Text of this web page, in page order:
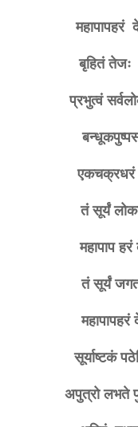
महापापहरं
बृहितं
प्रभुत्वं
एकचक्रधरं
तं सूर्यं
महापाप
तं सूर्यं
सूर्याष्टकं
अपुत्रो लभते